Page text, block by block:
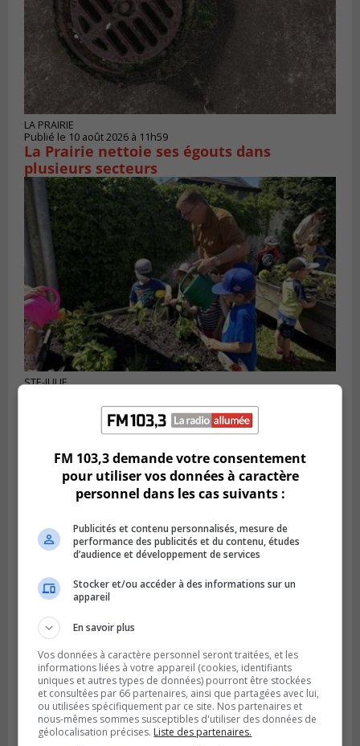
LA PRAIRIE
Publié le 10 août 2026 à 11h59
La Prairie nettoie ses égouts dans
plusieurs secteurs
STE-JULIE
Le programme Potager de Sainte-Julie
lance sa cinquième édition
LONGUEUIL
Publié le 7 août 2026 à 14h10
Les résidents de Longueuil souhaitent la
transparence dans l’affaire Tabarah
FM 103,3 demande votre consentement
pour utiliser vos données à caractère
personnel dans les cas suivants :
Publicités et contenu personnalisés, mesure de
performance des publicités et du contenu, études
d’audience et développement de services
Stocker et/ou accéder à des informations sur un
appareil
En savoir plus
Vos données à caractère personnel seront traitées, et les
informations liées à votre appareil (cookies, identifiants
uniques et autres types de données) pourront être stockées
et consultées par 66 partenaires, ainsi que partagées avec lui,
ou utilisées spécifiquement par ce site. Nos partenaires et
nous-mêmes sommes susceptibles d'utiliser des données de
géolocalisation précises. Liste des partenaires.